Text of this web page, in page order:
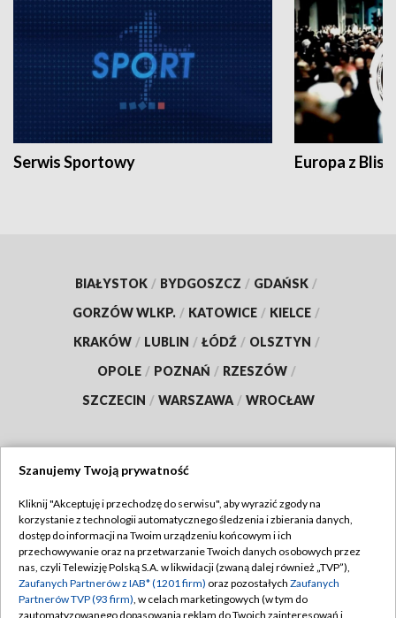
Serwis Sportowy Europa z
BIAŁYSTOK / BYDGOSZCZ / GDAŃSK /
GORZÓW WLKP. / KATOWICE / KIELCE /
KRAKÓW / LUBLIN / ŁÓDŹ / OLSZTYN /
OPOLE / POZNAŃ / RZESZÓW /
SZCZECIN / WARSZAWA / WROCŁAW
TVP
Abonament TVP
Emisja w TVP
Centrum informacji TVP
Regulamin TVP
Polityka prywatności
Moje zgody
Szanujemy Twoją prywatność
Kliknij "Akceptuję i przechodzę do serwisu", aby wyrazić zgody na
korzystanie z technologii automatycznego śledzenia i zbierania danych,
dostęp do informacji na Twoim urządzeniu końcowym i ich
przechowywanie oraz na przetwarzanie Twoich danych osobowych przez
nas, czyli Telewizję Polską S.A. w likwidacji (zwaną dalej również „TVP”),
Zaufanych Partnerów z IAB* (1201 firm) oraz pozostałych Zaufanych
Partnerów TVP (93 firm), w celach marketingowych (w tym do
zautomatyzowanego dopasowania reklam do Twoich zainteresowań i